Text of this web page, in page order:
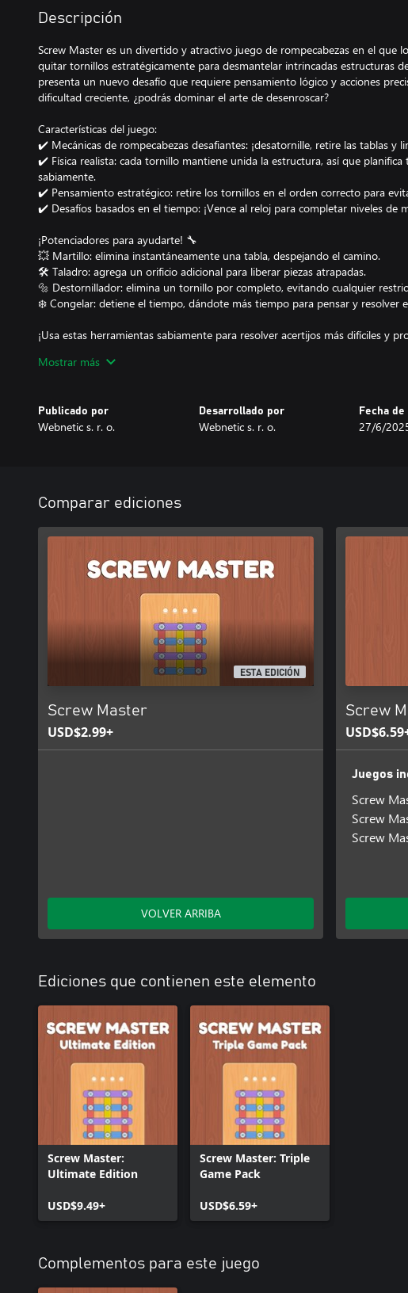
Descripción
Screw Master es un divertido y atractivo juego de rompecabezas en el que
quitar tornillos estratégicamente para desmantelar intrincadas estructuras
presenta un nuevo desafío que requiere pensamiento lógico y acciones
dificultad creciente, ¿podrás dominar el arte de desenroscar?
Características del juego:
✔️ Mecánicas de rompecabezas desafiantes: ¡desatornille, retire las tablas y
✔️ Física realista: cada tornillo mantiene unida la estructura, así que
sabiamente.
✔️ Pensamiento estratégico: retire los tornillos en el orden correcto para
✔️ Desafíos basados ​​en el tiempo: ¡Vence al reloj para completar niveles de
¡Potenciadores para ayudarte! 🔧
💥 Martillo: elimina instantáneamente una tabla, despejando el camino.
🛠️ Taladro: agrega un orificio adicional para liberar piezas atrapadas.
🔩 Destornillador: elimina un tornillo por completo, evitando cualquier
❄️ Congelar: detiene el tiempo, dándote más tiempo para pensar y resolver
¡Usa estas herramientas sabiamente para resolver acertijos más difíciles y
creciente.
🔹 Desbloquea potenciadores a medida que avanzas para ayudarte con
✨ Juego adictivo y relajante.
✨ Imágenes satisfactorias y efectos de sonido realistas.
✨ Controles simples pero estrategia profunda.
¿Estás listo para convertirte en el Maestro del Tornillo? 🏆🔩 ¡Empiece a
puede superar los 50 niveles!
Mostrar más
Publicado por
Webnetic s. r. o.
Desarrollado por
Webnetic s. r. o.
Fecha
27/6/
Comparar ediciones
ESTA EDICIÓN
Screw Master
USD$2.99+
VOLVER ARRIBA
Screw
Juegos
Screw
Screw
Screw
Ediciones que contienen este elemento
Screw Master:
Ultimate Edition
USD$9.49+
Screw Master: Triple
Game Pack
USD$6.59+
Complementos para este juego